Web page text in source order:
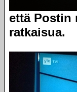
että Postin
ratkaisua.